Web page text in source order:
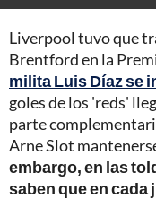
Liverpool tuvo que
Brentford en la
milita Luis Díaz se
goles de los 'reds'
parte
Arne Slot
embargo, en las
saben que en cada